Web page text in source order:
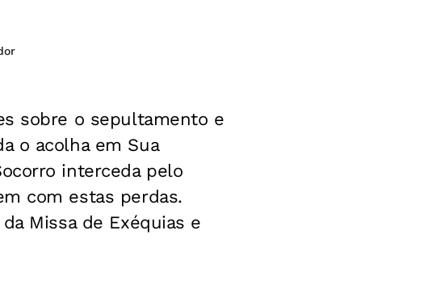
sobre o sepultamento e
o acolha em Sua
interceda pelo
com estas perdas.
Missa de Exéquias e